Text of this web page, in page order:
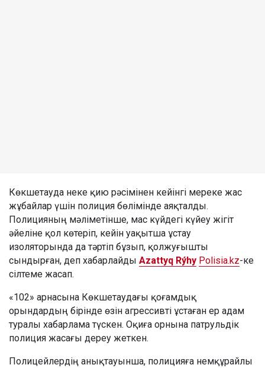
Көкшетауда неке қию рәсімінен кейінгі мереке жас
жұбайлар үшін полиция бөлімінде аяқталды.
Полицияның мәліметінше, мас күйдегі күйеу жігіт
әйеліне қол көтеріп, кейін уақытша ұстау
изоляторында да тәртіп бұзып, қолжуғышты
сындырған, деп хабарлайды Azattyq Rýhy Polisia.kz-ке
сілтеме жасап.
«102» арнасына Көкшетаудағы қоғамдық
орындардың бірінде өзін агрессивті ұстаған ер адам
туралы хабарлама түскен. Оқиға орнына патрульдік
полиция жасағы дереу жеткен.
Полицейлердің анықтауынша, полицияға немқұрайлы